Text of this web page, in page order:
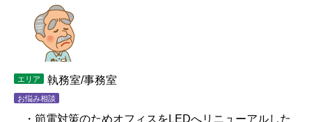
エリア 執務室/事務室
お悩み相談
・節電対策のためオフィスをLEDへリニューアルした